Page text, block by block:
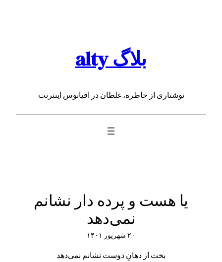
بلاگ alty
نوشتاری از خاطره، غلطان در اقیانوس اینترنت
یا هست و پرده دار نشانم
نمی‌دهد
۲۰ شهریور ۱۴۰۱
بخت از دهانِ دوست نشانم نمی‌دهد